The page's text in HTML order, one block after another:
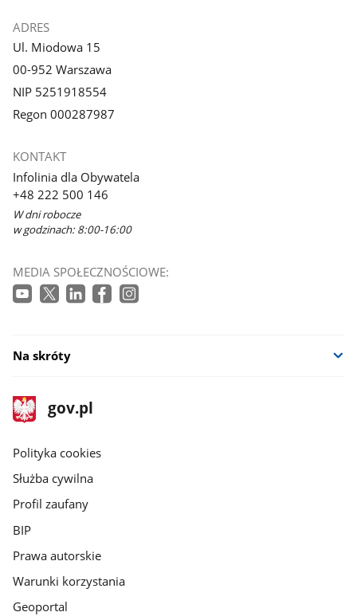
ADRES
Ul. Miodowa 15
00-952 Warszawa
NIP 5251918554
Regon 000287987
KONTAKT
Infolinia dla Obywatela
+48 222 500 146
W dni robocze
w godzinach: 8:00-16:00
MEDIA SPOŁECZNOŚCIOWE:
Na skróty
stopka
gov.pl
Strona
gov.pl
gov.pl
Polityka cookies
Służba cywilna
Profil zaufany
BIP
Prawa autorskie
Warunki korzystania
Geoportal